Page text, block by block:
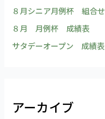
８月シニア月例杯 組合せ
８月 月例杯 成績表
サタデーオープン 成績表
アーカイブ